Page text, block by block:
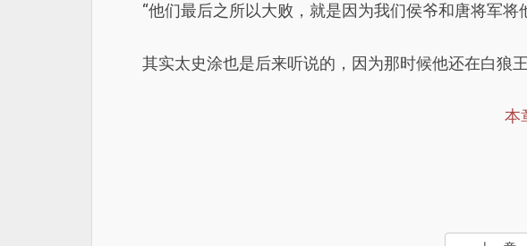
“他们最后之所以大败，就是因为我们侯爷和唐将军
其实太史涂也是后来听说的，因为那时候他还在白狼王
本